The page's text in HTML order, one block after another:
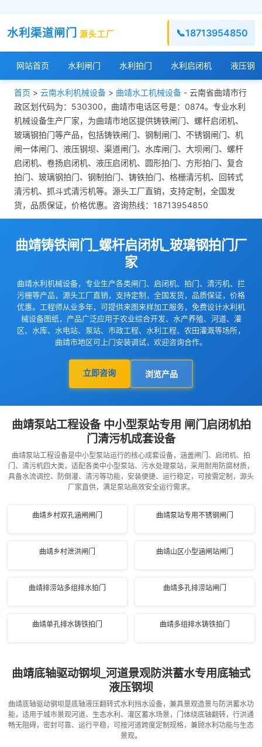
水利渠道闸门 源头工厂 📞18713954850
网站首页 水利闸门 水利拍门 水利启闭机 液压钢
首页 > 云南水利机械设备 > 曲靖水工机械设备 - 云南省曲靖市行
政区划代码为：530300，曲靖市电话区号是：0874。专业水利
机械设备生产厂家，为曲靖市地区提供铸铁闸门、螺杆启闭机、
玻璃钢拍门等产品，包括铸铁闸门、钢制闸门、不锈钢闸门、机
闸一体闸门、液压钢坝、渠道闸门、水库闸门、大坝闸门、螺杆
启闭机、卷扬启闭机、液压启闭机、圆形拍门、方形拍门、复合
拍门、玻璃钢拍门、钢制拍门、铸铁拍门、格栅清污机、回转式
清污机、抓斗式清污机等。源头工厂直销，支持定制，全国发
货，品质保证，价格优惠。咨询热线：18713954850
曲靖铸铁闸门_螺杆启闭机_玻璃钢拍门厂
家
曲靖水利机械设备，专业生产各类闸门、启闭机、拍门、清污机、拦
污栅等产品，源头工厂直销，支持定制，全国发货，品质保证，价格
优惠。工程师从业多年，可提供来图来样加工服务，免费设计水利机
械设备图纸，产品广泛应用于农业综合开发、水产养殖、河道、灌
区、水库、水电站、泵站、市政工程、水利工程、农田灌溉等场所，
曲靖市地区可上门安装调试，欢迎咨询合作。
立即咨询 浏览产品
曲靖泵站工程设备 中小型泵站专用 闸门启闭机拍
门清污机成套设备
曲靖泵站工程设备是中小型泵站运行的核心成套设备，涵盖闸门、启闭机、拍
门、清污机四大类，适配各类中小型泵站、污水处理泵站，采用耐用防腐材质，
具备水流调控、防倒灌、清污等功能，安装便捷、运行稳定，可按需定制，源头
厂家直供，满足泵站高效安全运行需求。
曲靖乡村双孔涵闸闸门 曲靖泵站专用不锈钢闸门
曲靖乡村泄洪闸门 曲靖山区小型涵闸站闸门
曲靖排涝站多组排水拍门 曲靖多孔排涝站闸门
曲靖单孔排水铸铁拍门 曲靖多组排水铸铁拍门
曲靖底轴驱动钢坝_河道景观防洪蓄水专用底轴式
液压钢坝
曲靖底轴驱动钢坝是底轴液压翻转式水利挡水设备，兼具景观造景与防洪蓄水功
能，适用于城市景观河道、生态水利、灌区蓄水场景，门体绕底轴翻转，行洪通
畅无阻碍，密封可靠、运行平稳，可按河道跨度定制规格，兼顾水利功能与生态
景观。